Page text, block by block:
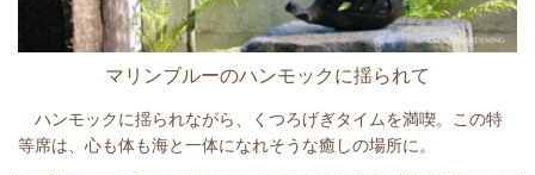
マリンブルーのハンモックに揺られて
ハンモックに揺られながら、 くつろげぎタイムを満喫。 この特
等席は、心も体も海と一体になれそうな癒しの場所に。